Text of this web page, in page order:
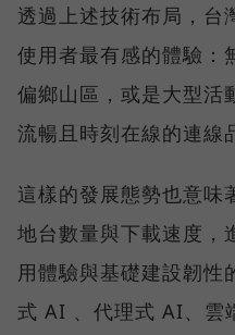
透過上述技術布局，台
使用者最有感的體驗：
偏鄉山區，或是大型活
流暢且時刻在線的連線
這樣的發展態勢也意味
地台數量與下載速度，
用體驗與基礎建設韌性
式 AI 、代理式 AI、雲